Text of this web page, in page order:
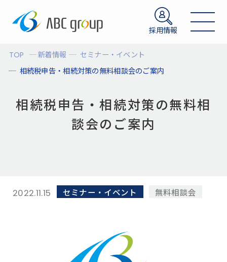
採用情報
TOP 新着情報
セミナー・イベント
相続税申告・相続対策の無料相談会のご案内
相続税申告・相続対策の無料相
談会のご案内
2022.11.15 セミナー・イベント 無料相談会